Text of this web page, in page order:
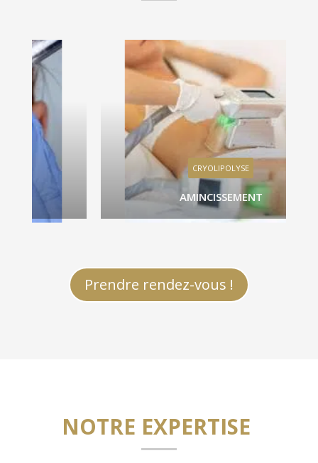
CRYOLIPOLYSE
AMINCISSEMENT
Prendre rendez-vous !
NOTRE EXPERTISE